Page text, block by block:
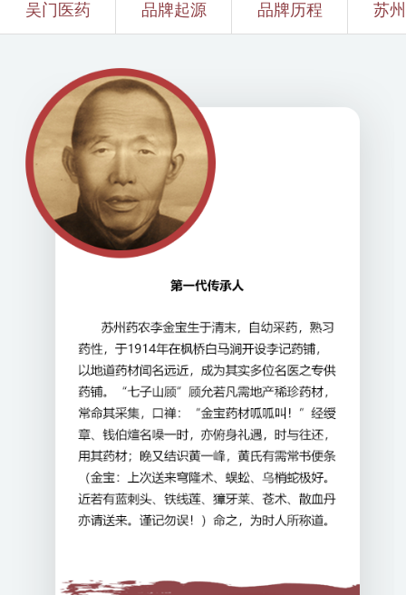
吴门医药 品牌起源 品牌历程 苏